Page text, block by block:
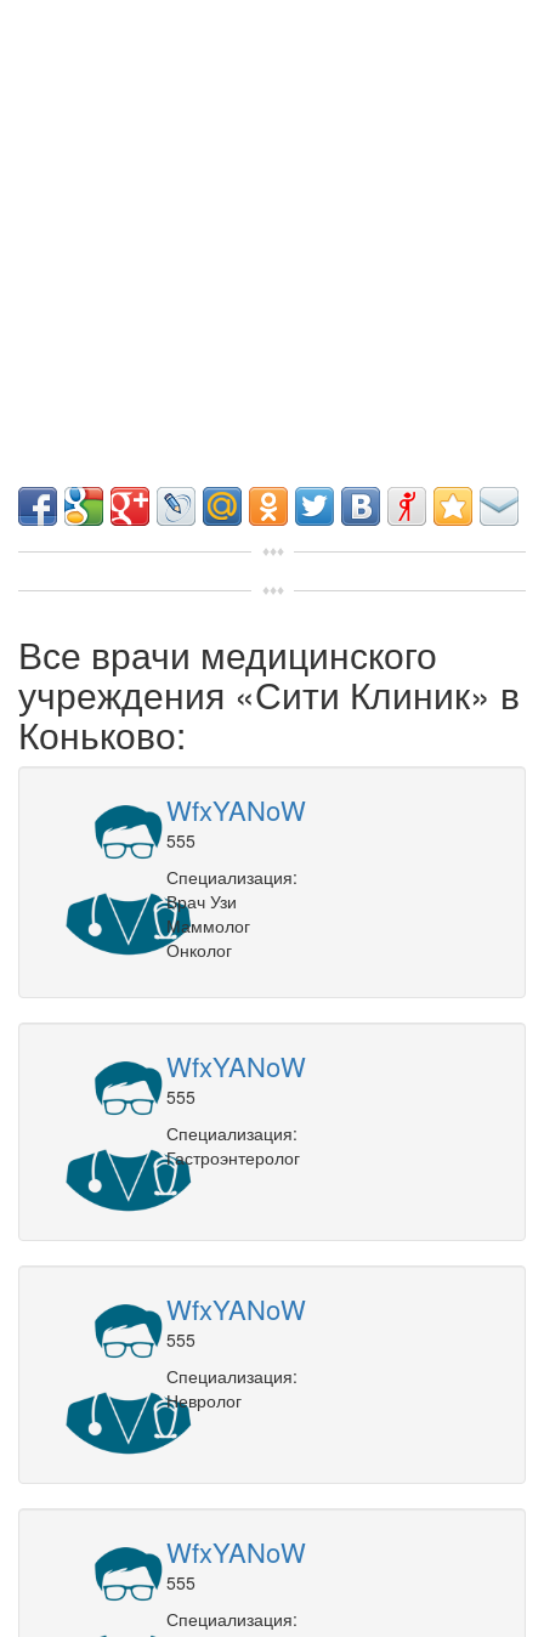
Все врачи медицинского
учреждения «Сити Клиник» в
Коньково:
WfxYANoW
555
Специализация:
Врач Узи
Маммолог
Онколог
WfxYANoW
555
Специализация:
Гастроэнтеролог
WfxYANoW
555
Специализация:
Невролог
WfxYANoW
555
Специализация: